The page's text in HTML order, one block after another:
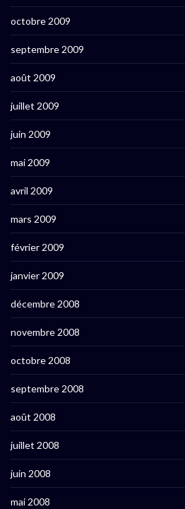
octobre 2009
septembre 2009
août 2009
juillet 2009
juin 2009
mai 2009
avril 2009
mars 2009
février 2009
janvier 2009
décembre 2008
novembre 2008
octobre 2008
septembre 2008
août 2008
juillet 2008
juin 2008
mai 2008